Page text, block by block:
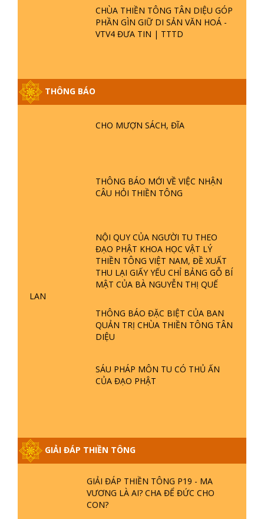
CHÙA THIỀN TÔNG TÂN DIỆU GÓP
PHẦN GÌN GIỮ DI SẢN VĂN HOÁ -
VTV4 ĐƯA TIN | TTTD
THÔNG BÁO
CHO MƯỢN SÁCH, ĐĨA
THÔNG BÁO MỚI VỀ VIỆC NHẬN
CÂU HỎI THIỀN TÔNG
NỘI QUY CỦA NGƯỜI TU THEO
ĐẠO PHẬT KHOA HỌC VẬT LÝ
THIỀN TÔNG VIỆT NAM, ĐỀ XUẤT
THU LẠI GIẤY YẾU CHỈ BẢNG GỖ BÍ
MẬT CỦA BÀ NGUYỄN THỊ QUẾ
LAN
THÔNG BÁO ĐẶC BIỆT CỦA BAN
QUẢN TRỊ CHÙA THIỀN TÔNG TÂN
DIỆU
SÁU PHÁP MÔN TU CÓ THỦ ẤN
CỦA ĐẠO PHẬT
GIẢI ĐÁP THIỀN TÔNG
GIẢI ĐÁP ĐẶC BIỆT P25 - SUỐT 49
NĂM PHẬT KHÔNG NÓI? HỘI LONG
HOA LÀ HỘI GÌ? TỬ VÌ ĐẠO
TTTD
GIẢI ĐÁP ĐẶC BIỆT P23 - THIÊN
TĂNG? | TTTD
GIẢI ĐÁP THIỀN TÔNG ĐẶC BIỆT P22
- TẠI SAO TRÁI ĐẤT NHIỀU THIÊN TAI
- LŨ LỤT - HỎA HOẠN | TTTD
GIẢI ĐÁP THIỀN TÔNG ĐẶC BIỆT P21
- TẠI SAO ĐỨC PHẬT BƯỚC ĐI 7
BƯỚC TRÊN HOA SEN ? | TTTD
GIẢI ĐÁP VỀ LỄ TIỄN THIỀN TÔNG SƯ
NGỌC LÂM VỀ PHẬT GIỚI
PHIỀN NÃO DO ĐÂU MÀ CÓ?
GIẢI ĐÁP THIỀN TÔNG P19 - MA
VƯƠNG LÀ AI? CHA ĐỂ ĐỨC CHO
CON?